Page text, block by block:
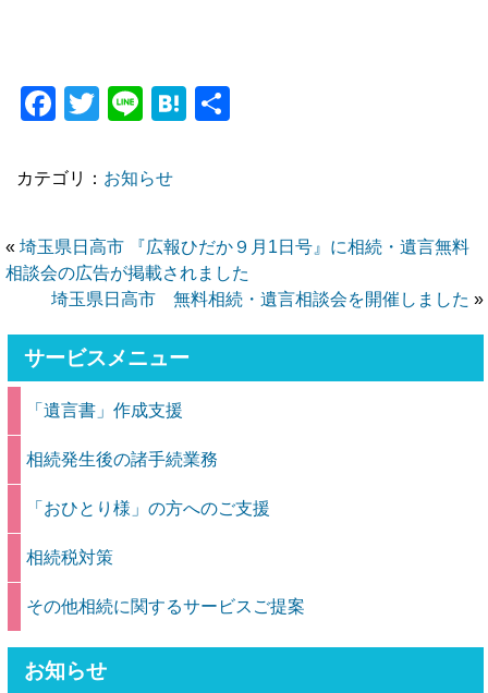
Facebook
Twitter
LineHatena
カテゴリ： お知らせ
« 埼玉県日高市 『広報ひだか９月1日号』に相続・遺言無料
相談会の広告が掲載されました
埼玉県日高市 無料相続・遺言相談会を開催しました »
サービスメニュー
「遺言書」作成支援
相続発生後の諸手続業務
「おひとり様」の方へのご支援
相続税対策
その他相続に関するサービスご提案
お知らせ